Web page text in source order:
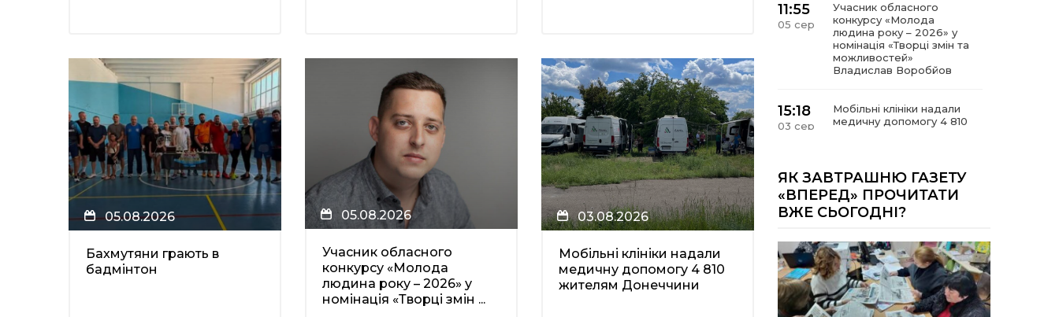
05.08.2026
Бахмутяни грають в
бадмінтон
05.08.2026
Учасник обласного
конкурсу «Молода
людина року – 2026» у
номінація «Творці змін ...
03.08.2026
Мобільні клініки надали
медичну допомогу 4 810
жителям Донеччини
11:55
05 сер
Учасник обласного
конкурсу «Молода
людина року – 2026» у
номінація «Творці змін та
можливостей»
Владислав Воробйов
15:18
03 сер
Мобільні клініки надали
медичну допомогу 4 810
09:27
03 сер
ВПО можуть не платити
за частину комунальних
послуг: про що йдеться
14:12
01 сер
розповіла, коли
переселенці втрачають
виплати та статус
внутрішньо переміщеної
особи
ЯК ЗАВТРАШНЮ ГАЗЕТУ
«ВПЕРЕД» ПРОЧИТАТИ
ВЖЕ СЬОГОДНІ?